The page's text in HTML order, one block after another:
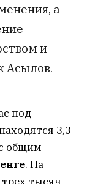
а
и
Асылов.
под
3,3
общим
. На